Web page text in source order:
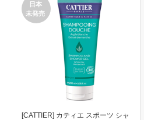
日本
未発売
[CATTIER] カティエ スポーツ シャ